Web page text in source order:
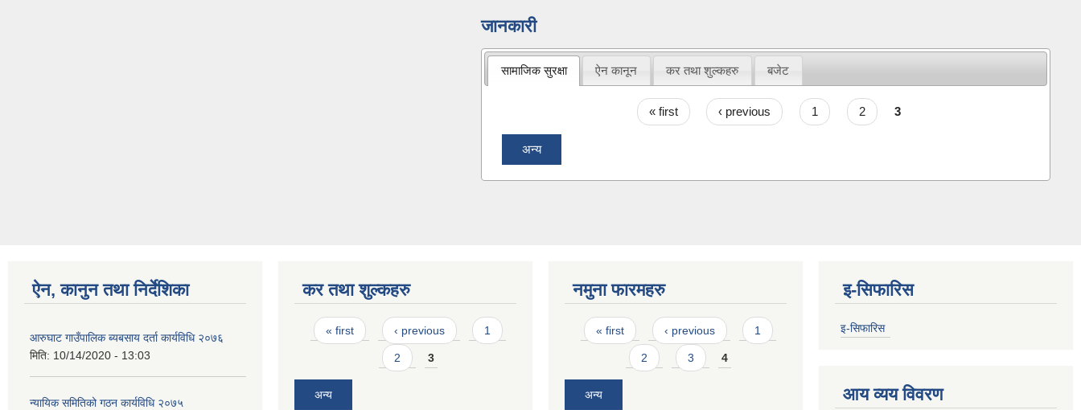
जानकारी
सामाजिक सुरक्षा ऐन कानून कर तथा शुल्कहरु बजेट
« first ‹ previous 1 2 3
अन्य
ऐन, कानुन तथा निर्देशिका
आरुघाट गाउँपालिक ब्यबसाय दर्ता कार्यविधि २०७६
मिति: 10/14/2020 - 13:03
न्यायिक समितिको गठन कार्यविधि २०७५
कर तथा शुल्कहरु
Pages
« first ‹ previous 1
2 3
अन्य
नमुना फारमहरु
Pages
« first ‹ previous 1
2 3 4
अन्य
इ-सिफारिस
इ-सिफारिस
आय व्यय विवरण